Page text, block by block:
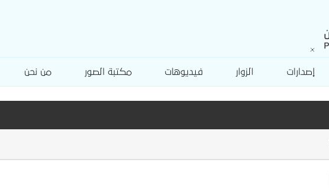
إصدارات الزوار فيديوهات مكتبة الصور من نحن